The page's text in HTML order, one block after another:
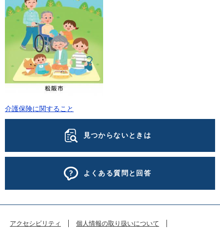
介護保険に関すること
見つからないときは
よくある質問と回答
アクセシビリティ 個人情報の取り扱いについて